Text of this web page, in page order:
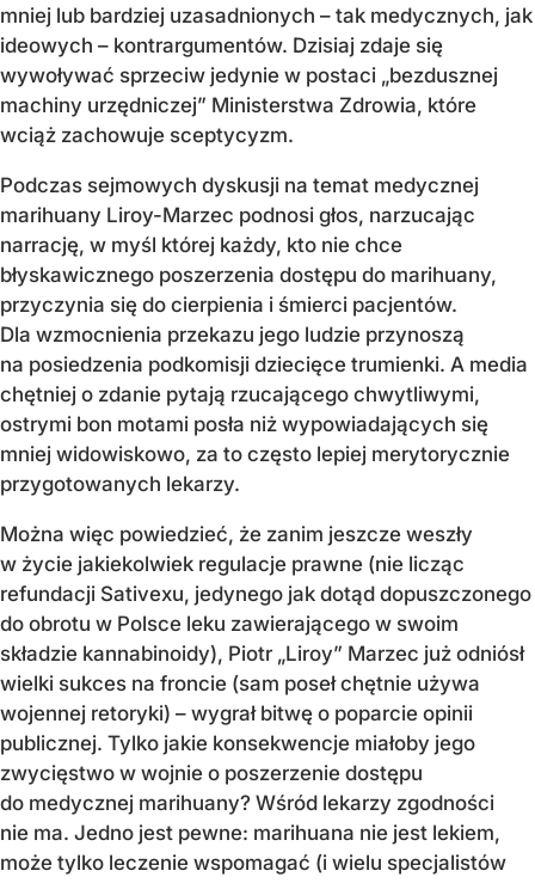
mniej lub bardziej uzasadnionych – tak medycznych, jak
ideowych – kontrargumentów. Dzisiaj zdaje się
wywoływać sprzeciw jedynie w postaci „bezdusznej
machiny urzędniczej” Ministerstwa Zdrowia, które
wciąż zachowuje sceptycyzm.
Podczas sejmowych dyskusji na temat medycznej
marihuany Liroy-Marzec podnosi głos, narzucając
narrację, w myśl której każdy, kto nie chce
błyskawicznego poszerzenia dostępu do marihuany,
przyczynia się do cierpienia i śmierci pacjentów.
Dla wzmocnienia przekazu jego ludzie przynoszą
na posiedzenia podkomisji dziecięce trumienki. A media
chętniej o zdanie pytają rzucającego chwytliwymi,
ostrymi bon motami posła niż wypowiadających się
mniej widowiskowo, za to często lepiej merytorycznie
przygotowanych lekarzy.
Można więc powiedzieć, że zanim jeszcze weszły
w życie jakiekolwiek regulacje prawne (nie licząc
refundacji Sativexu, jedynego jak dotąd dopuszczonego
do obrotu w Polsce leku zawierającego w swoim
składzie kannabinoidy), Piotr „Liroy” Marzec już odniósł
wielki sukces na froncie (sam poseł chętnie używa
wojennej retoryki) – wygrał bitwę o poparcie opinii
publicznej. Tylko jakie konsekwencje miałoby jego
zwycięstwo w wojnie o poszerzenie dostępu
do medycznej marihuany? Wśród lekarzy zgodności
nie ma. Jedno jest pewne: marihuana nie jest lekiem,
może tylko leczenie wspomagać (i wielu specjalistów